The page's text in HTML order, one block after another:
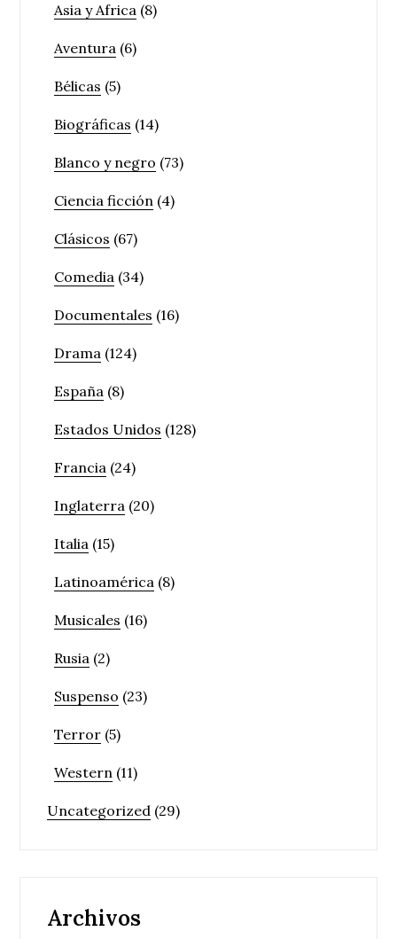
Asia y Africa (8)
Aventura (6)
Bélicas (5)
Biográficas (14)
Blanco y negro (73)
Ciencia ficción (4)
Clásicos (67)
Comedia (34)
Documentales (16)
Drama (124)
España (8)
Estados Unidos (128)
Francia (24)
Inglaterra (20)
Italia (15)
Latinoamérica (8)
Musicales (16)
Rusia (2)
Suspenso (23)
Terror (5)
Western (11)
Uncategorized (29)
Archivos